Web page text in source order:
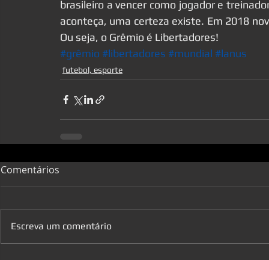
brasileiro a vencer como jogador e
aconteça, uma certeza existe. Em 2018
Ou seja, o Grêmio é Libertadores!
#grêmio #libertadores #mundial #lanus
futebol, esporte
Comentários
Escreva um comentário